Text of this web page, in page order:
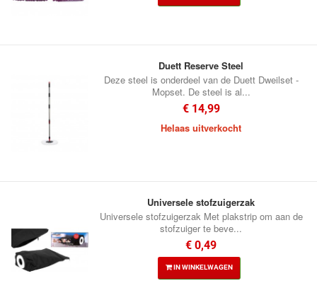
Duett Reserve Steel
Deze steel is onderdeel van de Duett Dweilset -
Mopset. De steel is al...
€ 14,99
Helaas uitverkocht
Universele stofzuigerzak
Universele stofzuigerzak Met plakstrip om aan de
stofzuiger te beve...
€ 0,49
IN WINKELWAGEN